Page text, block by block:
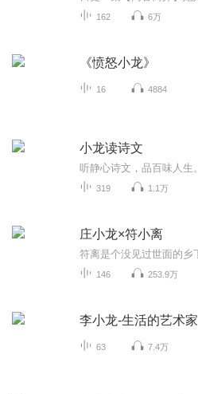
162 6万
《愤怒小龙》
16 4884
小龙读诗文
319 1.1万
庄小龙×符小离
146 253.9万
李小龙-生活的艺术家
63 7.4万